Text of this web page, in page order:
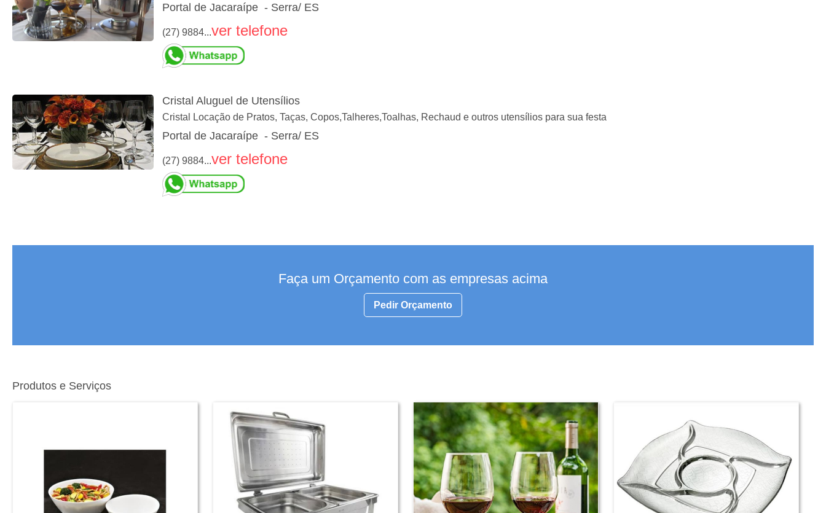
Portal de Jacaraípe - Serra/ ES
(27) 9884...ver telefone
Cristal Aluguel de Utensílios
Cristal Locação de Pratos, Taças, Copos,Talheres,Toalhas, Rechaud e outros utensílios para sua festa
Portal de Jacaraípe - Serra/ ES
(27) 9884...ver telefone
Faça um Orçamento com as empresas acima
Pedir Orçamento
Produtos e Serviços